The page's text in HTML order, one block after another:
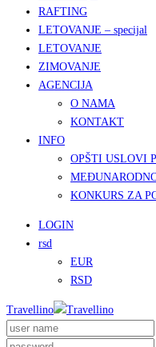
RAFTING
LETOVANJE – specijal
LETOVANJE
ZIMOVANJE
AGENCIJA
O NAMA
KONTAKT
INFO
OPŠTI USLOVI
KONKURS ZA
LOGIN
rsd
EUR
RSD
Travellino